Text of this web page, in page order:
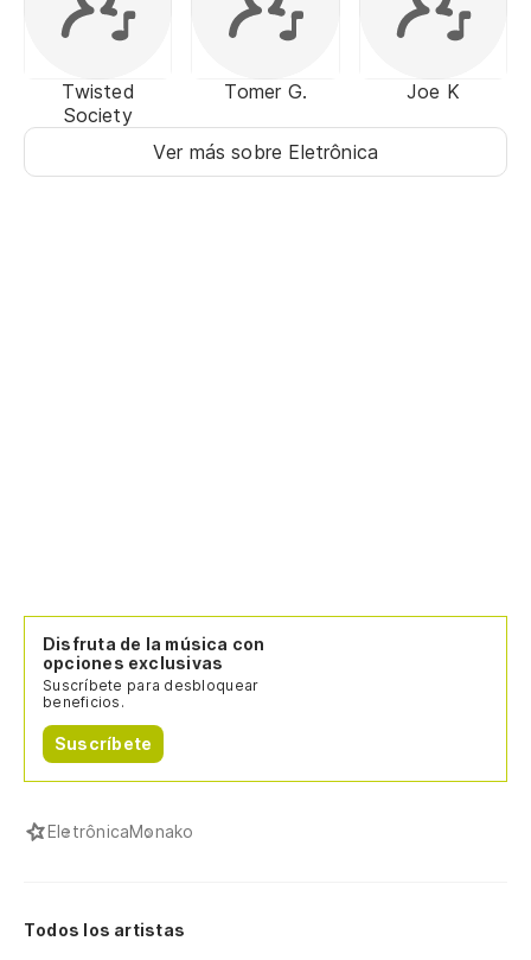
Twisted
Society
Tomer G. Joe K
Ver más sobre Eletrônica
Disfruta de la música con
opciones exclusivas
Suscríbete para desbloquear
beneficios.
Suscríbete
EletrônicaMonako
Todos los artistas